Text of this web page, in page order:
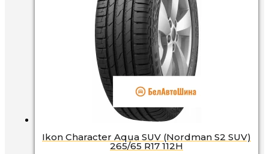
Ikon Character Aqua SUV (Nordman S2 SUV)
265/65 R17 112H